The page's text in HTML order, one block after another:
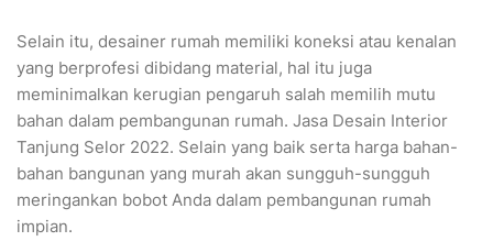
Selain itu, desainer rumah memiliki koneksi atau kenalan
yang berprofesi dibidang material, hal itu juga
meminimalkan kerugian pengaruh salah memilih mutu
bahan dalam pembangunan rumah. Jasa Desain Interior
Tanjung Selor 2022. Selain yang baik serta harga bahan-
bahan bangunan yang murah akan sungguh-sungguh
meringankan bobot Anda dalam pembangunan rumah
impian.